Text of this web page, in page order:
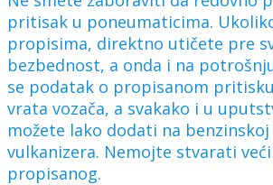
pritisak u poneumaticima.
propisima, direktno utičete pre
bezbednost, a onda i na
se podatak o propisanom
vrata vozača, a svakako i u
možete lako dodati na
vulkanizera. Nemojte stvarati
propisanog.